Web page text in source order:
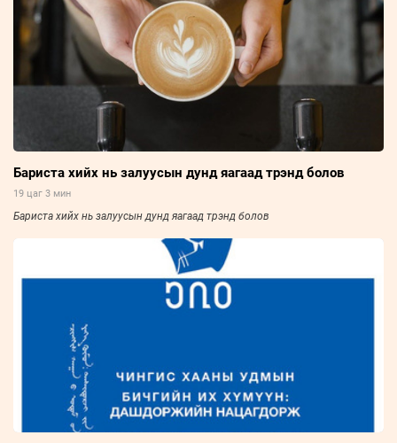
Бариста хийх нь залуусын дунд яагаад трэнд болов
19 цаг 3 мин
Бариста хийх нь залуусын дунд яагаад трэнд болов